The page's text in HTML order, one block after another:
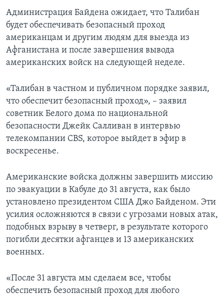
Администрация Байдена ожидает, что Талибан
будет обеспечивать безопасный проход
американцам и другим людям для выезда из
Афганистана и после завершения вывода
американских войск на следующей неделе.
«Талибан в частном и публичном порядке заявил,
что обеспечит безопасный проход», – заявил
советник Белого дома по национальной
безопасности Джейк Салливан в интервью
телекомпании CBS, которое выйдет в эфир в
воскресенье.
Американские войска должны завершить миссию
по эвакуации в Кабуле до 31 августа, как было
установлено президентом США Джо Байденом. Эти
усилия осложняются в связи с угрозами новых атак,
подобных взрыву в четверг, в результате которого
погибли десятки афганцев и 13 американских
военных.
«После 31 августа мы сделаем все, чтобы
обеспечить безопасный проход для любого